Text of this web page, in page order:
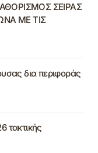
ΣΕΙΡΑΣ
ΜΕ ΤΙΣ
δια περιφοράς
τακτικής